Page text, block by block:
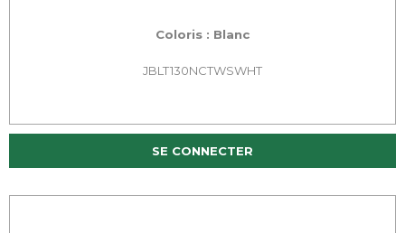
Coloris : Blanc
JBLT130NCTWSWHT
SE CONNECTER